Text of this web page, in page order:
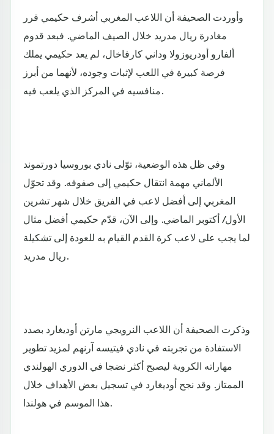
وأوردت الصحيفة أن اللاعب المغربي أشرف حكيمي قرر
مغادرة ريال مدريد خلال الصيف الماضي. فبعد قدوم
ألفارو أودريوزولا وداني كارفاخال، لم يعد حكيمي يملك
فرصة كبيرة في اللعب لإثبات وجوده، لأنهما من أبرز
منافسيه في المركز الذي يلعب فيه.
وفي ظل هذه الوضعية، توّلى نادي بوروسيا دورتموند
الألماني مهمة انتقال حكيمي إلى صفوفه. وقد تحوّل
المغربي إلى أفضل لاعب في الفريق خلال شهر تشرين
الأول/ أكتوبر الماضي. وإلى الآن، قدّم حكيمي أفضل مثال
لما يجب على لاعب كرة القدم القيام به للعودة إلى تشكيلة
ريال مدريد.
وذكرت الصحيفة أن اللاعب النرويجي مارتن أوديغارد بصدد
الاستفادة من تجربته في نادي فيتيسه آرنهم لمزيد تطوير
مهاراته الكروية ليصبح أكثر نضجا في الدوري الهولندي
الممتاز. وقد نجح أوديغارد في تسجيل بعض الأهداف خلال
هذا الموسم في هولندا.